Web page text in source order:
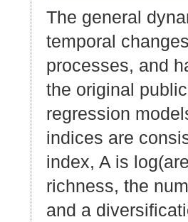
The general
temporal
processes, and
the original
regression
indices are
index, A is
richness, the
and a